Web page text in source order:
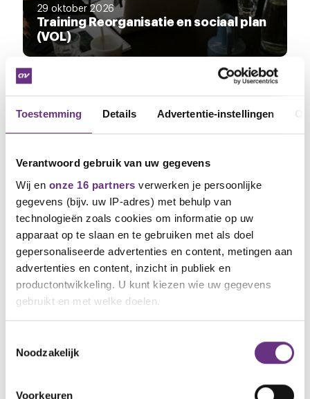
Toestemming Details Advertentie-instellingen
Verantwoord gebruik van uw gegevens
Wij en onze 16 partners verwerken je persoonlijke
gegevens (bijv. uw IP-adres) met behulp van
technologieën zoals cookies om informatie op uw
apparaat op te slaan en te gebruiken met als doel
gepersonaliseerde advertenties en content, metingen aan
advertenties en content, inzicht in publiek en
productontwikkeling. U kunt kiezen wie uw gegevens
gebruikt en met welke doelen.
Informatie verzamelen over uw geografische
Uw apparaat identificeren door het actief te
Noodzakelijk
Voorkeuren
29 oktober 2026
Training Reorganisatie en sociaal plan
(VOL)
30 oktober 2026
Training Pensioen (basistraining)